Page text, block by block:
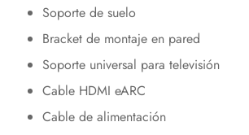
Soporte de suelo
Bracket de montaje en pared
Soporte universal para televisión
Cable HDMI eARC
Cable de alimentación